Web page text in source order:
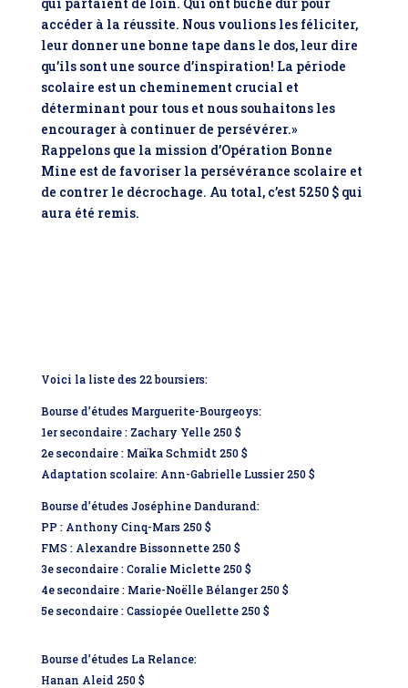
accéder à la réussite. Nous voulions les féliciter,
leur donner une bonne tape dans le dos, leur dire
qu’ils sont une source d’inspiration! La période
scolaire est un cheminement crucial et
déterminant pour tous et nous souhaitons les
encourager à continuer de persévérer.»
Rappelons que la mission d’Opération Bonne
Mine est de favoriser la persévérance scolaire et
de contrer le décrochage. Au total, c’est 5250 $ qui
aura été remis.
Voici la liste des 22 boursiers:
Bourse d’études Marguerite-Bourgeoys:
1er secondaire : Zachary Yelle 250 $
2e secondaire : Maïka Schmidt 250 $
Adaptation scolaire: Ann-Gabrielle Lussier 250 $
Bourse d’études Joséphine Dandurand:
PP : Anthony Cinq-Mars 250 $
FMS : Alexandre Bissonnette 250 $
3e secondaire : Coralie Miclette 250 $
4e secondaire : Marie-Noëlle Bélanger 250 $
5e secondaire : Cassiopée Ouellette 250 $
Bourse d’études La Relance:
Hanan Aleid 250 $